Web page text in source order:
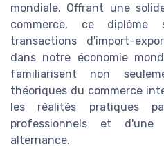
mondiale. Offrant une
commerce, ce
transactions d'import-
dans notre économie
familiarisent non
théoriques du commerce
les réalités pratiques
professionnels et d'une
alternance.